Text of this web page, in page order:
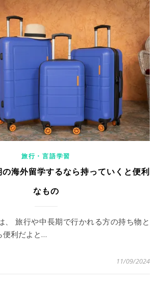
旅行・言語学習
の海外留学するなら持っていくと便利
なもの
便利だよと…
11/09/2024